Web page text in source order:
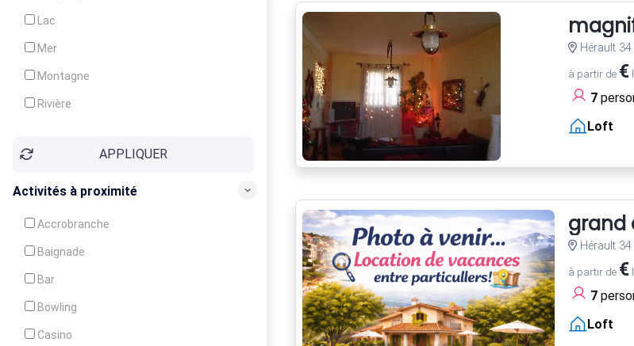
Lac
Mer
Montagne
Rivière
APPLIQUER
Activités à proximité
Accrobranche
Baignade
Bar
Bowling
Casino
Hérault 34
à partir de €
7
Loft
grand
Hérault 34
à partir de €
7
Loft